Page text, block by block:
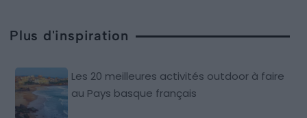
Plus d'inspiration
Les 20 meilleures activités outdoor à faire
au Pays basque français